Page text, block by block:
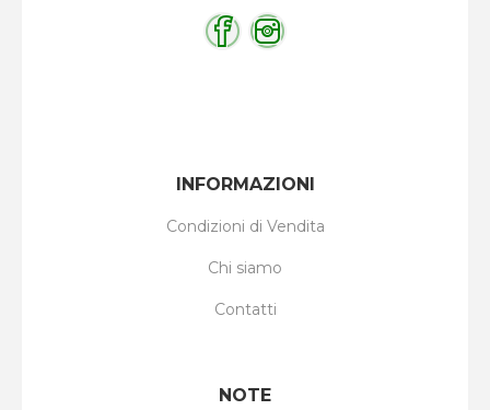
INFORMAZIONI
Condizioni di Vendita
Chi siamo
Contatti
NOTE